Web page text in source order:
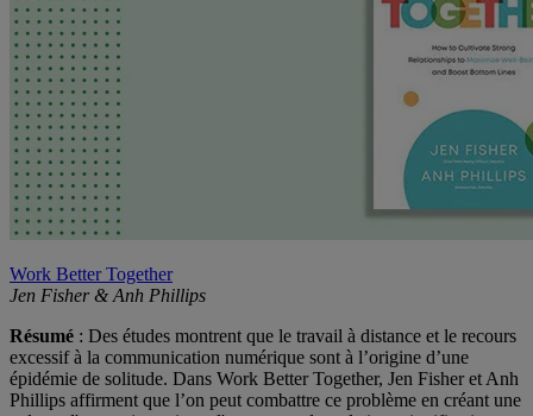
Work Better Together
Jen Fisher & Anh Phillips
Résumé : Des études montrent que le travail à distance et le recours
excessif à la communication numérique sont à l’origine d’une
épidémie de solitude. Dans Work Better Together, Jen Fisher et Anh
Phillips affirment que l’on peut combattre ce problème en créant une